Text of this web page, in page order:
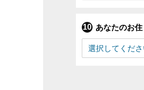
あなたのお